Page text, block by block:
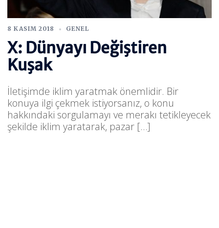
8 KASIM 2018 GENEL
X: Dünyayı Değiştiren
Kuşak
İletişimde iklim yaratmak önemlidir. Bir
konuya ilgi çekmek istiyorsanız, o konu
hakkındaki sorgulamayı ve merakı tetikleyecek
şekilde iklim yaratarak, pazar […]